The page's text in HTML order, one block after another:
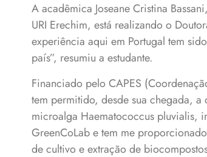
A acadêmica Joseane Cristina
URI Erechim, está realizando o
experiência aqui em Portugal tem
país”, resumiu a estudante.
Financiado pelo CAPES
tem permitido, desde sua chegada,
microalga Haematococcus pluvialis,
GreenCoLab e tem me
de cultivo e extração de